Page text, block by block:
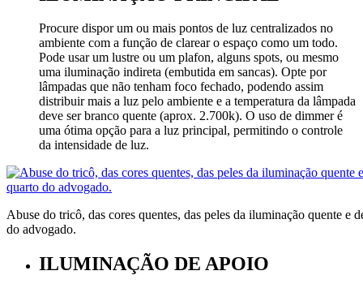
Procure dispor um ou mais pontos de luz centralizados no
ambiente com a função de clarear o espaço como um todo.
Pode usar um lustre ou um plafon, alguns spots, ou mesmo
uma iluminação indireta (embutida em sancas). Opte por
lâmpadas que não tenham foco fechado, podendo assim
distribuir mais a luz pelo ambiente e a temperatura da lâmpada
deve ser branco quente (aprox. 2.700k). O uso de dimmer é
uma ótima opção para a luz principal, permitindo o controle
da intensidade de luz.
Abuse do tricô, das cores quentes, das peles da iluminação quente
do advogado.
ILUMINAÇÃO DE APOIO